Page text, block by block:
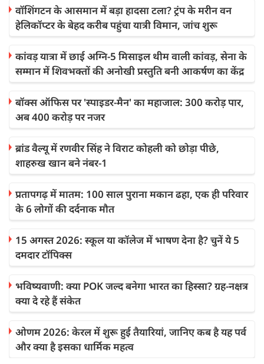
वॉशिंगटन के आसमान में बड़ा हादसा टला? ट्रंप के मरीन वन
हेलिकॉप्टर के बेहद करीब पहुंचा यात्री विमान, जांच शुरू
कांवड़ यात्रा में छाई अग्नि-5 मिसाइल थीम वाली कांवड़, सेना के
सम्मान में शिवभक्तों की अनोखी प्रस्तुति बनी आकर्षण का केंद्र
बॉक्स ऑफिस पर 'स्पाइडर-मैन' का महाजाल: 300 करोड़ पार,
अब 400 करोड़ पर नजर
ब्रांड वैल्यू में रणवीर सिंह ने विराट कोहली को छोड़ा पीछे,
शाहरुख खान बने नंबर-1
प्रतापगढ़ में मातम: 100 साल पुराना मकान ढहा, एक ही परिवार
के 6 लोगों की दर्दनाक मौत
15 अगस्त 2026: स्कूल या कॉलेज में भाषण देना है? चुनें ये 5
दमदार टॉपिक्स
भविष्यवाणी: क्या POK जल्द बनेगा भारत का हिस्सा? ग्रह-नक्षत्र
क्या दे रहे हैं संकेत
ओणम 2026: केरल में शुरू हुई तैयारियां, जानिए कब है यह पर्व
और क्या है इसका धार्मिक महत्व